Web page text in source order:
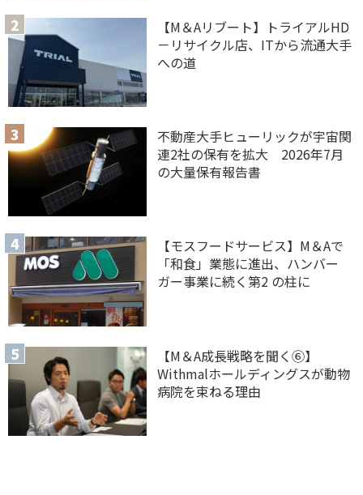
【M＆Aリブート】トライアルHD
－リサイクル店、ITから流通大手
への道
不動産大手ヒューリックが宇宙関
連2社の保有を拡大 2026年7月
の大量保有報告書
【モスフードサービス】M＆Aで
「和食」業態に進出、ハンバー
ガー事業に続く第2 の柱に
【M＆A 成長戦略を聞く⑥】
Withmalホールディングスが動物
病院を束ねる理由